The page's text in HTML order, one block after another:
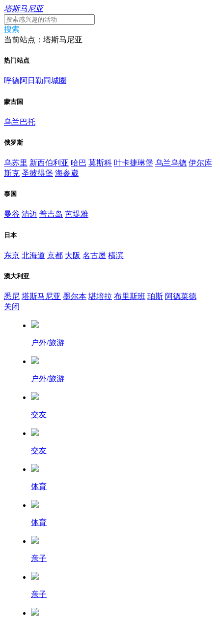
塔斯马尼亚
搜索
当前站点：塔斯马尼亚
热门站点
呼德阿日勒同城圈
蒙古国
乌兰巴托
俄罗斯
乌苏里 新西伯利亚 哈巴 莫斯科 叶卡捷琳堡 乌兰乌德 伊尔库
斯克 圣彼得堡 海参崴
泰国
曼谷 清迈 普吉岛 芭堤雅
日本
东京 北海道 京都 大阪 名古屋 横滨
澳大利亚
悉尼 塔斯马尼亚 墨尔本 堪培拉 布里斯班 珀斯 阿德菜德
关闭
户外/旅游
户外/旅游
交友
交友
体育
体育
亲子
亲子